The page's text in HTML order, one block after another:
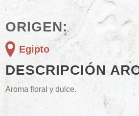
ORIGEN:
Egipto
DESCRIPCIÓN
Aroma floral y dulce.